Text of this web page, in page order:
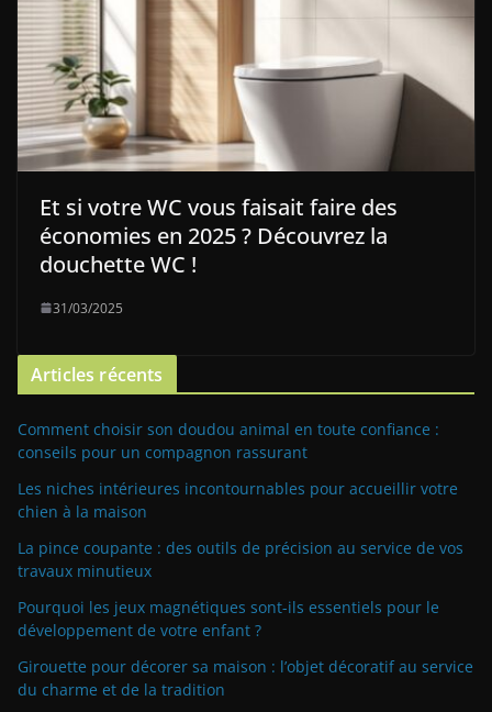
Et si votre WC vous faisait faire des
économies en 2025 ? Découvrez la
douchette WC !
31/03/2025
Articles récents
Comment choisir son doudou animal en toute confiance :
conseils pour un compagnon rassurant
Les niches intérieures incontournables pour accueillir votre
chien à la maison
La pince coupante : des outils de précision au service de vos
travaux minutieux
Pourquoi les jeux magnétiques sont-ils essentiels pour le
développement de votre enfant ?
Girouette pour décorer sa maison : l’objet décoratif au service
du charme et de la tradition